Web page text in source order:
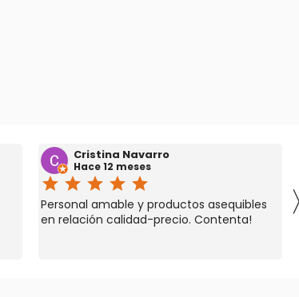
Cristina Navarro
Hace 12 meses
star star star star star
Personal amable y productos asequibles
en relación calidad-precio. Contenta!